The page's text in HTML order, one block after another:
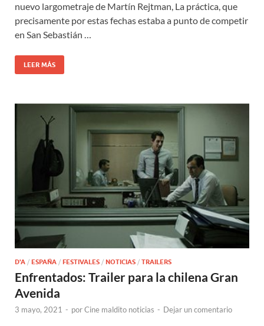
nuevo largometraje de Martín Rejtman, La práctica, que
precisamente por estas fechas estaba a punto de competir
en San Sebastián …
LEER MÁS
D'A / ESPAÑA / FESTIVALES / NOTICIAS / TRAILERS
Enfrentados: Trailer para la chilena Gran
Avenida
3 mayo, 2021 - porCine maldito noticias - Dejar un comentario